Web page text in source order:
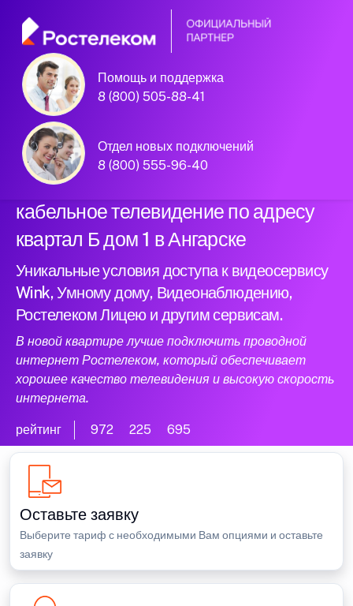
Помощь и поддержка
8 (800) 505-88-41
Отдел новых подключений
8 (800) 555-96-40
Официальный
партнер Ростелеком
Подключили новый интернет и
кабельное телевидение по адресу
квартал Б дом 1 в Ангарске
Уникальные условия доступа к видеосервису
Wink, Умному дому, Видеонаблюдению,
Ростелеком Лицею и другим сервисам.
В новой квартире лучше подключить проводной
интернет Ростелеком, который обеспечивает
хорошее качество телевидения и высокую скорость
интернета.
рейтинг 972 225 695
Оставьте заявку
Выберите тариф с необходимыми Вам опциями и оставьте
заявку